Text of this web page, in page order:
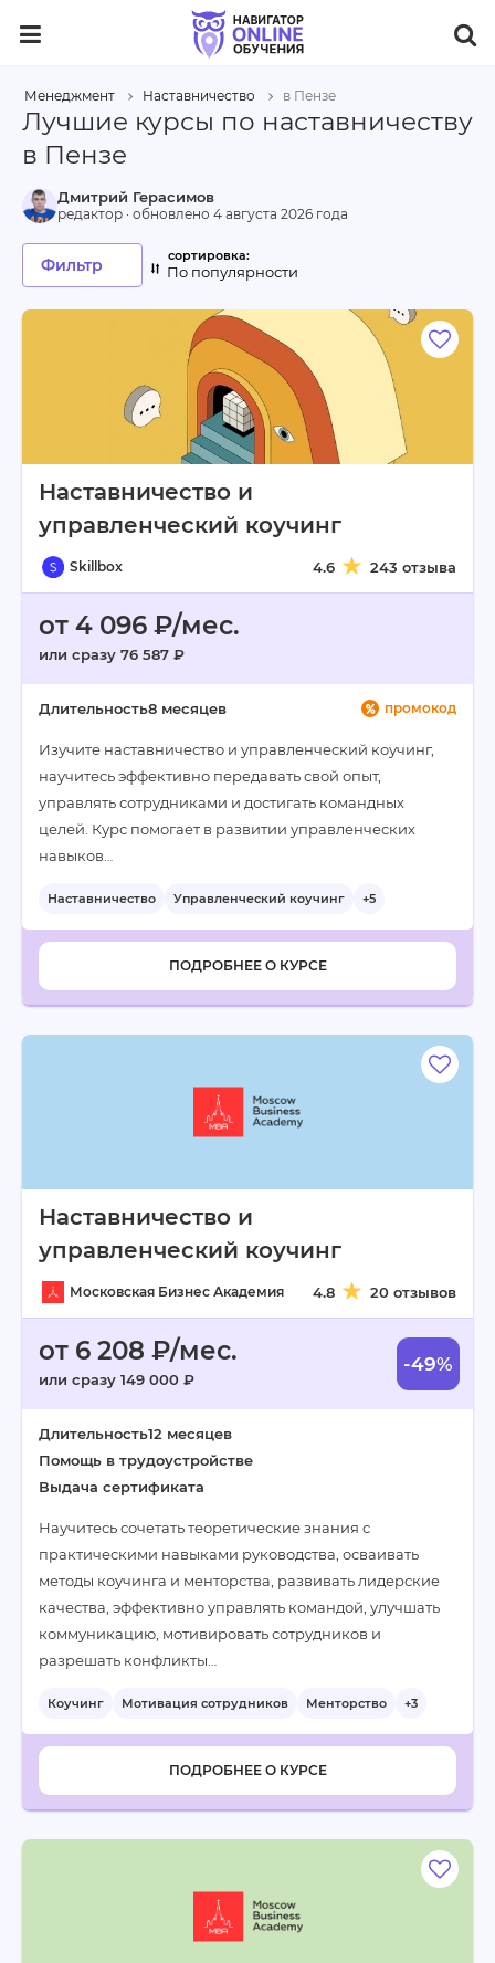
Менеджмент Наставничество в Пензе
Лучшие курсы по наставничеству
в Пензе
Наставничество и
управленческий коучинг
Skillbox 4.6 243 отзыва
от 4 096 ₽/мес.
или сразу 76 587 ₽
промокод
Длительность8 месяцев
Изучите наставничество и управленческий коучинг,
научитесь эффективно передавать свой опыт,
управлять сотрудниками и достигать командных
целей. Курс помогает в развитии управленческих
навыков…
Наставничество Управленческий коучинг +5
ПОДРОБНЕЕ О КУРСЕ
Наставничество и
управленческий коучинг
Московская Бизнес Академия 4.8 20 отзывов
от 6 208 ₽/мес.
или сразу 149 000 ₽
-49%
Длительность12 месяцев
Помощь в трудоустройстве
Выдача сертификата
Научитесь сочетать теоретические знания с
практическими навыками руководства, осваивать
методы коучинга и менторства, развивать лидерские
качества, эффективно управлять командой, улучшать
коммуникацию, мотивировать сотрудников и
разрешать конфликты…
Коучинг Мотивация сотрудников Менторство +3
ПОДРОБНЕЕ О КУРСЕ
Дмитрий Герасимов
редактор · обновлено 4 августа 2026 года
Фильтр По популярности